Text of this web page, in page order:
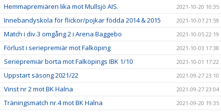
Hemmapremiären lika mot Mullsjö AIS. 2021-10-20 10:35
Innebandyskola för flickor/pojkar födda 2014 & 2015 2021-10-07 21:59
Match i div.3 omgång 2 i Arena Baggebo 2021-10-05 22:19
Förlust i seriepremiär mot Falköping 2021-10-03 17:38
Seriepremiär borta mot Falköpings IBK 1/10 2021-10-01 17:22
Uppstart säsong 2021/22 2021-09-27 23:10
Vinst nr 2 mot BK Halna 2021-09-27 23:04
Träningsmatch nr.4 mot BK Halna
2021-09-20 19:35